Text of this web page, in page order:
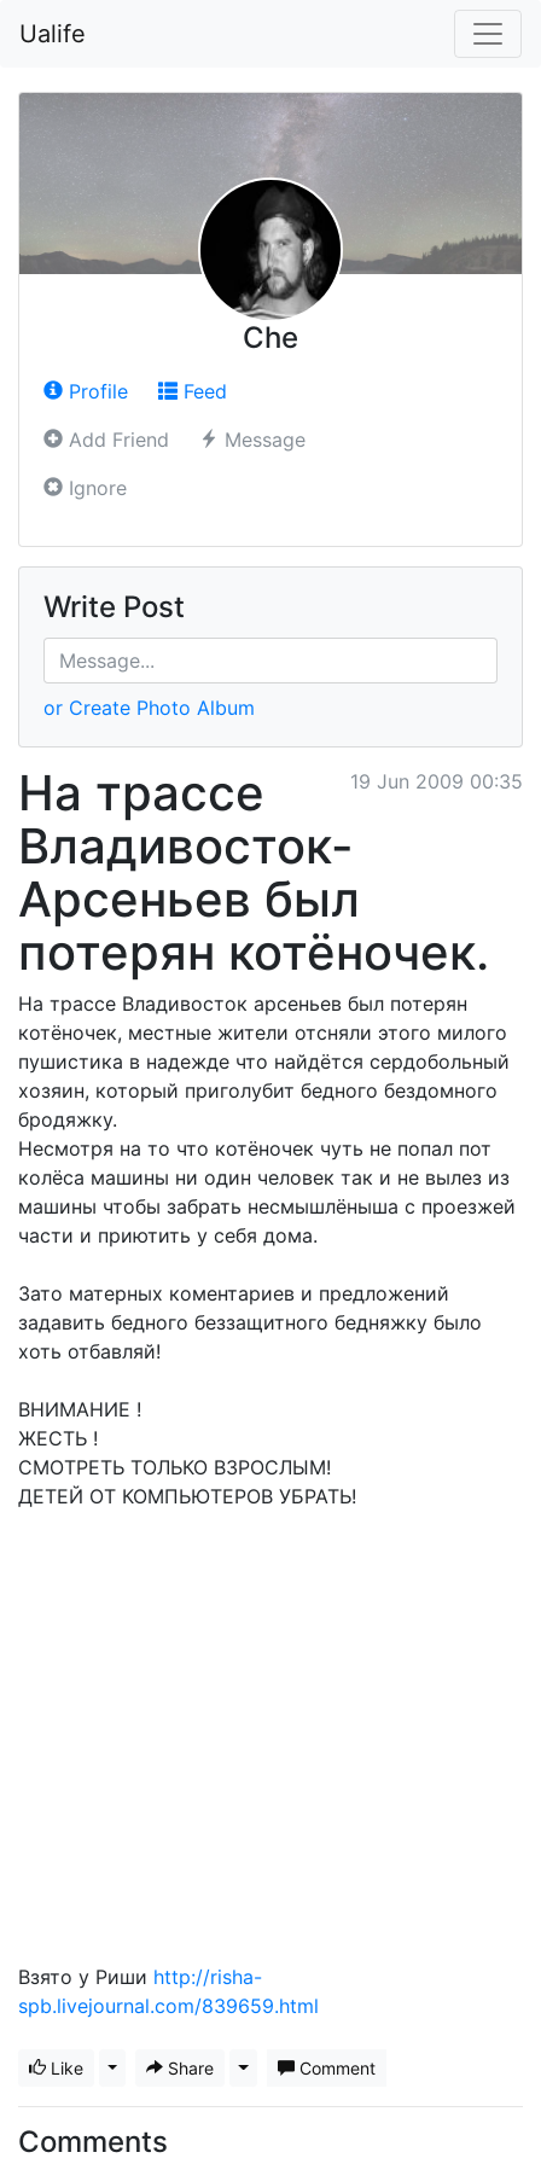
Ualife
Che
Profile
Feed
Add Friend
Message
Ignore
Write Post
or Create Photo Album
19 Jun 2009 00:35
На трассе
Владивосток-
Арсеньев был
потерян котёночек.
На трассе Владивосток арсеньев был потерян
котёночек, местные жители отсняли этого милого
пушистика в надежде что найдётся сердобольный
хозяин, который приголубит бедного бездомного
бродяжку.
Несмотря на то что котёночек чуть не попал пот
колёса машины ни один человек так и не вылез из
машины чтобы забрать несмышлёныша с проезжей
части и приютить у себя дома.
Зато матерных коментариев и предложений
задавить бедного беззащитного бедняжку было
хоть отбавляй!
ВНИМАНИЕ !
ЖЕСТЬ !
СМОТРЕТЬ ТОЛЬКО ВЗРОСЛЫМ!
ДЕТЕЙ ОТ КОМПЬЮТЕРОВ УБРАТЬ!
Взято у Риши http://risha-
spb.livejournal.com/839659.html
Like Toggle Dropdown
Share Toggle Dropdown
Comment
Comments